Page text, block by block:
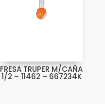
FRESA TRUPER M/CAÑA
1/2 – 11462 – 667234K